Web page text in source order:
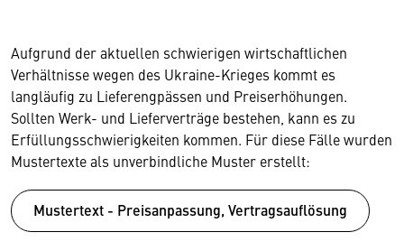
Aufgrund der aktuellen schwierigen wirtschaftlichen
Verhältnisse wegen des Ukraine-Krieges kommt es
langläufig zu Lieferengpässen und Preiserhöhungen.
Sollten Werk- und Lieferverträge bestehen, kann es zu
Erfüllungsschwierigkeiten kommen. Für diese Fälle wurden
Mustertexte als unverbindliche Muster erstellt:
Mustertext - Preisanpassung, Vertragsauflösung